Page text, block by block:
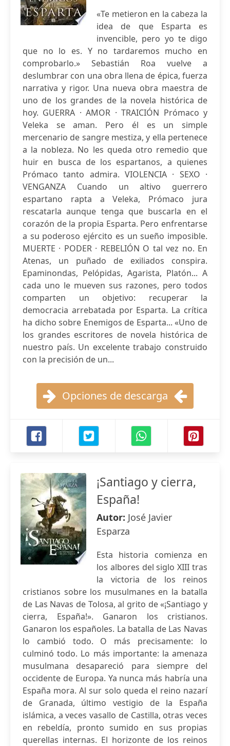
«Te metieron en la cabeza la
idea de que Esparta es
invencible, pero yo te digo
que no lo es. Y no tardaremos mucho en
comprobarlo.» Sebastián Roa vuelve a
deslumbrar con una obra llena de épica, fuerza
narrativa y rigor. Una nueva obra maestra de
uno de los grandes de la novela histórica de
hoy. GUERRA · AMOR · TRAICIÓN Prómaco y
Veleka se aman. Pero él es un simple
mercenario de sangre mestiza, y ella pertenece
a la nobleza. No les queda otro remedio que
huir en busca de los espartanos, a quienes
Prómaco tanto admira. VIOLENCIA · SEXO ·
VENGANZA Cuando un altivo guerrero
espartano rapta a Veleka, Prómaco jura
rescatarla aunque tenga que buscarla en el
corazón de la propia Esparta. Pero enfrentarse
a su poderoso ejército es un sueño imposible.
MUERTE · PODER · REBELIÓN O tal vez no. En
Atenas, un puñado de exiliados conspira.
Epaminondas, Pelópidas, Agarista, Platón... A
cada uno le mueven sus razones, pero todos
comparten un objetivo: recuperar la
democracia arrebatada por Esparta. La crítica
ha dicho sobre Enemigos de Esparta... «Uno de
los grandes escritores de novela histórica de
nuestro país. Un excelente trabajo construido
con la precisión de un...
Opciones de descarga
¡Santiago y cierra,
España!
Autor: José Javier
Esparza
Esta historia comienza en
los albores del siglo XIII tras
la victoria de los reinos
cristianos sobre los musulmanes en la batalla
de Las Navas de Tolosa, al grito de «¡Santiago y
cierra, España!». Ganaron los cristianos.
Ganaron los españoles. La batalla de Las Navas
lo cambió todo. O más precisamente: lo
culminó todo. Lo más importante: la amenaza
musulmana desapareció para siempre del
occidente de Europa. Ya nunca más habría una
España mora. Al sur solo queda el reino nazarí
de Granada, último vestigio de la España
islámica, a veces vasallo de Castilla, otras veces
en rebeldía, pronto sumido en sus propias
querellas internas. El horizonte de los reinos